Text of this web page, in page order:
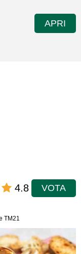
APRI
4.8 VOTA
TM21